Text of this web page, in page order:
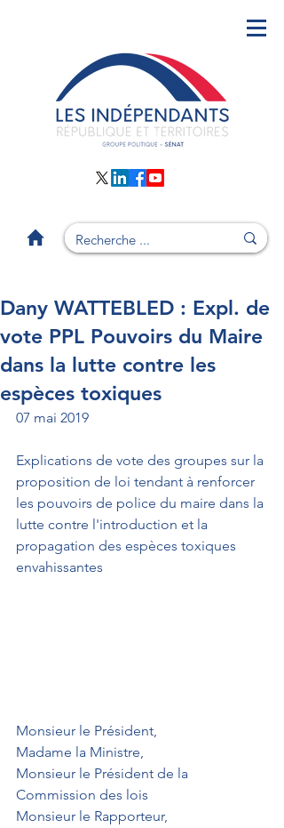
Dany WATTEBLED : Expl. de
vote PPL Pouvoirs du Maire
dans la lutte contre les
espèces toxiques
07 mai 2019
Explications de vote des groupes sur la
proposition de loi tendant à renforcer
les pouvoirs de police du maire dans la
lutte contre l'introduction et la
propagation des espèces toxiques
envahissantes
Monsieur le Président,
Madame la Ministre,
Monsieur le Président de la
Commission des lois
Monsieur le Rapporteur,